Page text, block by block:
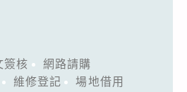
簽核
網路請購
維修登記
場地借用